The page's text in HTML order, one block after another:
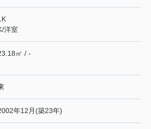
/洋室
㎡ / -
年12月(築23年)